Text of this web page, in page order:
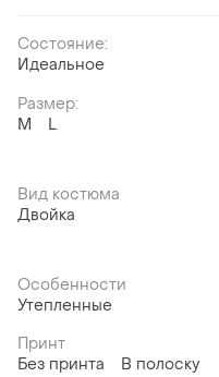
Состояние:
Идеальное
Размер:
M
L
Вид костюма
Двойка
Особенности
Утепленные
Принт
Без принта
В полоску